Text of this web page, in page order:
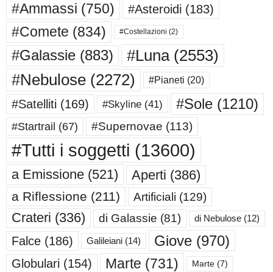
#Ammassi (750) #Asteroidi (183)
#Comete (834) #Costellazioni (2)
#Galassie (883) #Luna(2553)
#Nebulose (2272) #Pianeti (20)
#Satelliti (169) #Skyline (41) #Sole (1210)
#Startrail (67) #Supernovae (113)
#Tutti i soggetti (13600)
a Emissione (521) Aperti (386)
a Riflessione (211) Artificiali (129)
Crateri (336) di Galassie (81) di Nebulose (12)
Falce (186) Galileiani (14) Giove (970)
Globulari (154) Marte (731) Marte (7)